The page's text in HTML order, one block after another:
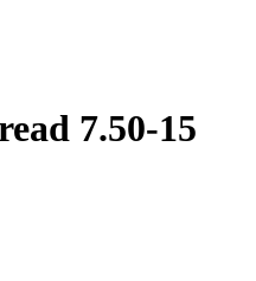
7.50-15